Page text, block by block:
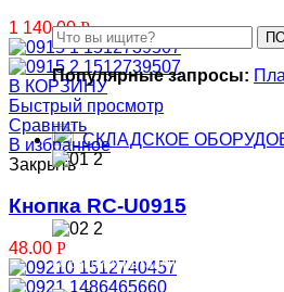
Популярные запросы:
СКЛАДСКОЕ
Отбойники металлические для стен
1 140.00Р
В КОРЗИНУ
Быстрый просмотр
Сравнить
В избранное
Закрыть
Кнопка RC-U0915
48.00 Р